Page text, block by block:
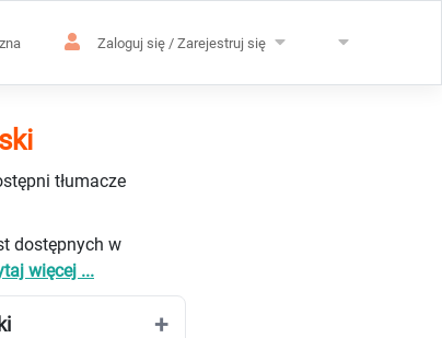
Zaloguj się / Zarejestruj się
tłumacze
dostępnych w
więcej ...